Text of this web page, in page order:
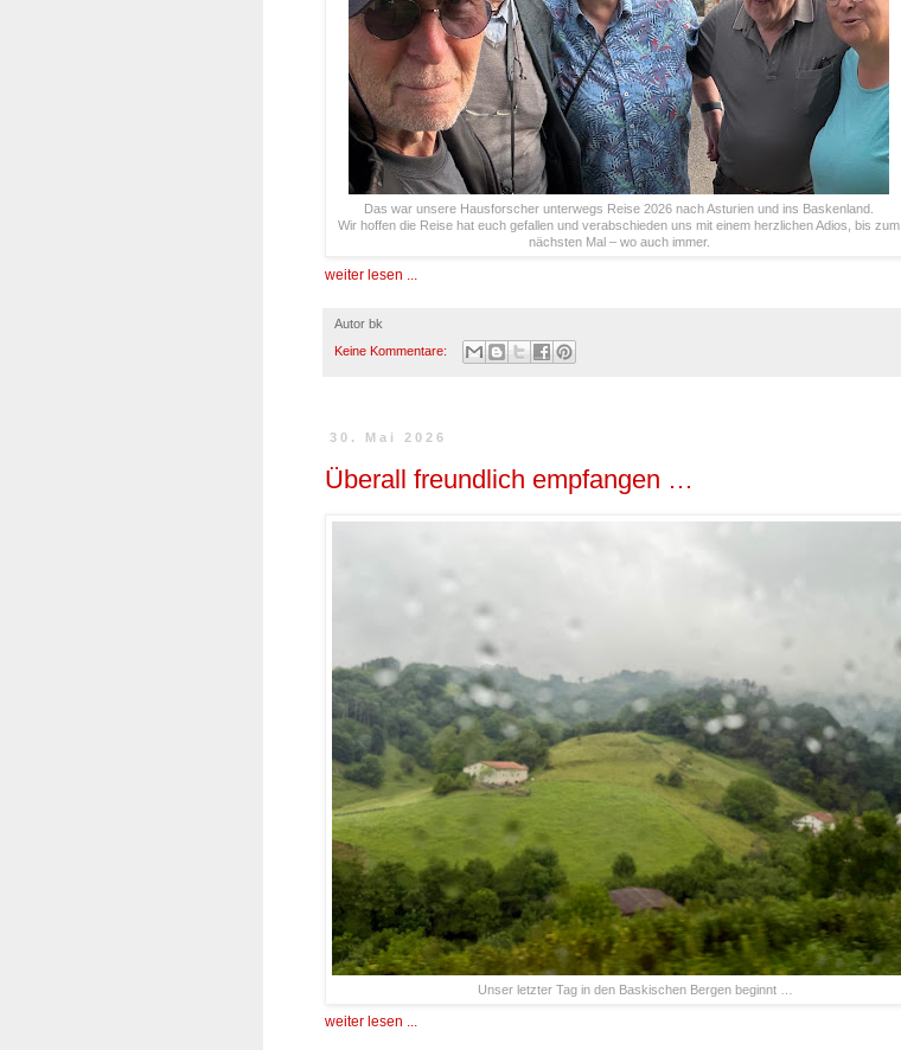
Das war unsere Hausforscher unterwegs Reise 2026 nach Asturien und ins Baskenland.
Wir hoffen die Reise hat euch gefallen und verabschieden uns mit einem herzlichen Adios, bis zum
nächsten Mal – wo auch immer.
weiter lesen ...
Autor bk
Keine Kommentare:
30. Mai 2026
Überall freundlich empfangen …
Unser letzter Tag in den Baskischen Bergen beginnt …
weiter lesen ...